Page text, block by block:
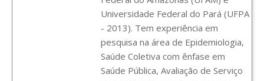
Universidade Federal do Pará (UFPA
- 2013). Tem experiência em
pesquisa na área de Epidemiologia,
Saúde Coletiva com ênfase em
Saúde Pública, Avaliação de Serviço